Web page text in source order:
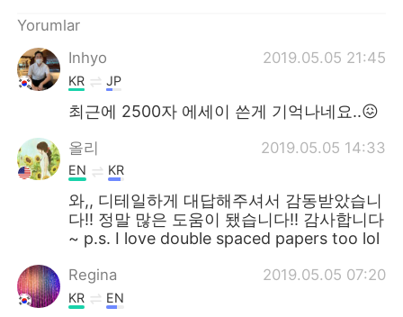
Yorumlar
Inhyo
2019.05.05 21:45
KR JP
최근에 2500자 에세이 쓴게 기억나네요..😖
올리 2019.05.05 14:33
EN KR
와,, 디테일하게 대답해주셔서 감동받았습니
다!! 정말 많은 도움이 됐습니다!! 감사합니다
~ p.s. I love double spaced papers too lol
Regina 2019.05.05 07:20
KR EN